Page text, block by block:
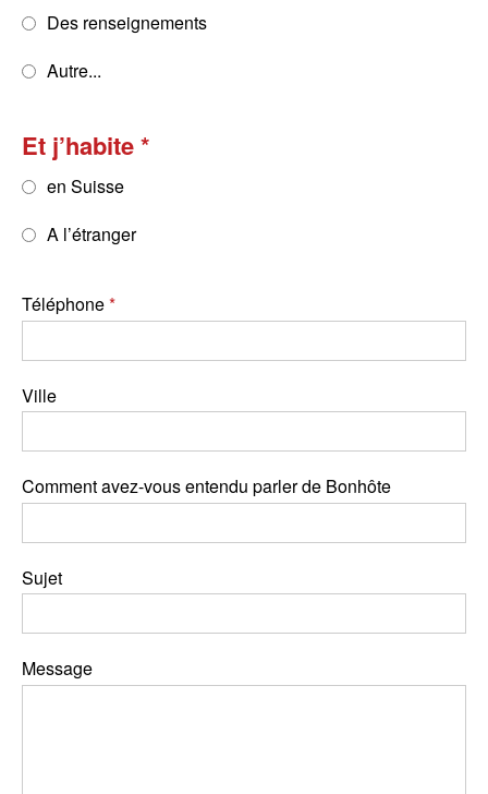
Des renseignements
Autre...
Et j’habite
en Suisse
A l’étranger
Téléphone
Ville
Comment avez-vous entendu parler de Bonhôte
Sujet
Message